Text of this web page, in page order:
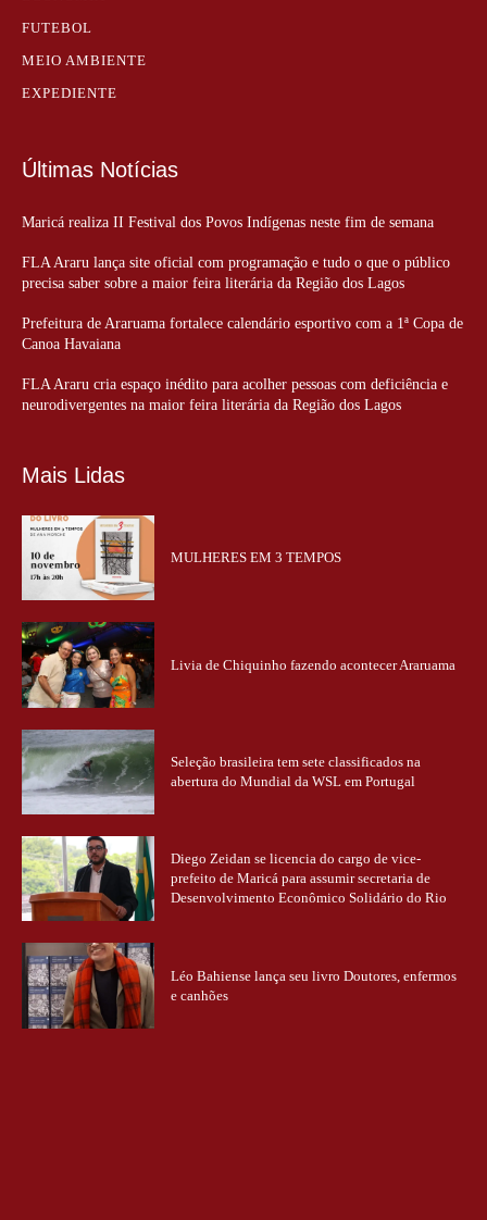
FUTEBOL
MEIO AMBIENTE
EXPEDIENTE
Últimas Notícias
Maricá realiza II Festival dos Povos Indígenas neste fim de semana
FLA Araru lança site oficial com programação e tudo o que o público
precisa saber sobre a maior feira literária da Região dos Lagos
Prefeitura de Araruama fortalece calendário esportivo com a 1ª Copa de
Canoa Havaiana
FLA Araru cria espaço inédito para acolher pessoas com deficiência e
neurodivergentes na maior feira literária da Região dos Lagos
Mais Lidas
MULHERES EM 3 TEMPOS
Livia de Chiquinho fazendo acontecer Araruama
Seleção brasileira tem sete classificados na
abertura do Mundial da WSL em Portugal
Diego Zeidan se licencia do cargo de vice-
prefeito de Maricá para assumir secretaria de
Desenvolvimento Econômico Solidário do Rio
Léo Bahiense lança seu livro Doutores, enfermos
e canhões